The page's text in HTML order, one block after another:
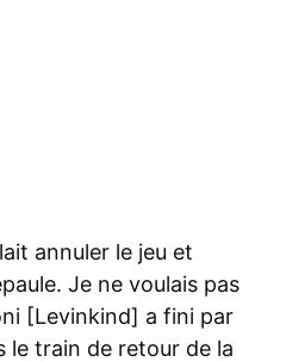
annuler le jeu et
Je ne voulais pas
[Levinkind] a fini par
le train de retour de la